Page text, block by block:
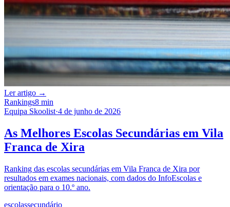
Ler artigo →
Rankings8 min
Equipa Skoolist·4 de junho de 2026
As Melhores Escolas Secundárias em Vila
Franca de Xira
Ranking das escolas secundárias em Vila Franca de Xira por
resultados em exames nacionais, com dados do InfoEscolas e
orientação para o 10.º ano.
escolassecundário